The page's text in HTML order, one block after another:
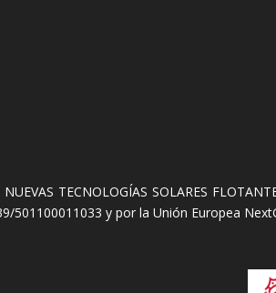
NUEVAS TECNOLOGÍAS SOLARES
501100011033 y por la Unión Europea